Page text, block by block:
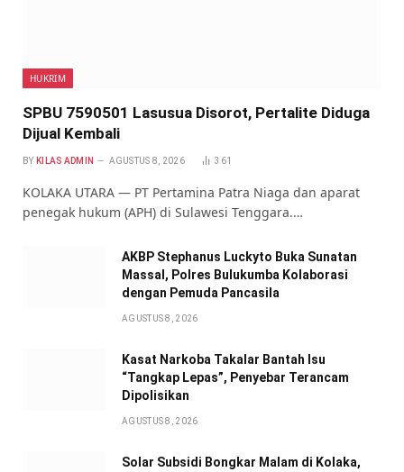
HUKRIM
SPBU 7590501 Lasusua Disorot, Pertalite Diduga
Dijual Kembali
BY KILAS ADMIN AGUSTUS 8, 2026 361
KOLAKA UTARA — PT Pertamina Patra Niaga dan aparat
penegak hukum (APH) di Sulawesi Tenggara.…
AKBP Stephanus Luckyto Buka Sunatan
Massal, Polres Bulukumba Kolaborasi
dengan Pemuda Pancasila
AGUSTUS 8, 2026
Kasat Narkoba Takalar Bantah Isu
“Tangkap Lepas”, Penyebar Terancam
Dipolisikan
AGUSTUS 8, 2026
Solar Subsidi Bongkar Malam di Kolaka,